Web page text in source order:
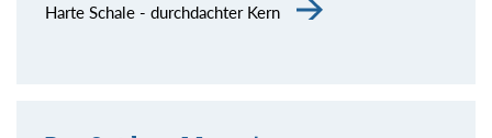
Harte Schale - durchdachter Kern